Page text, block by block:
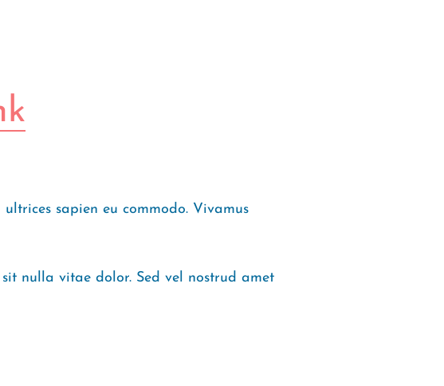
sapien eu commodo. Vivamus
nulla vitae dolor. Sed vel nostrud amet